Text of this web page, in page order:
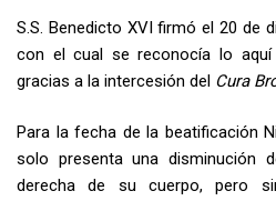
S.S. Benedicto XVI firmó el 20 de
con el cual se reconocía lo
gracias a la intercesión del Cura
Para la fecha de la beatificación
solo presenta una disminución
derecha de su cuerpo, pero